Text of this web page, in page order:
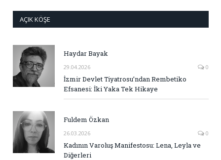
AÇIK KÖŞE
Haydar Bayak
29.04.2026 0
İzmir Devlet Tiyatrosu’ndan Rembetiko
Efsanesi: İki Yaka Tek Hikaye
Fuldem Özkan
26.03.2026 0
Kadının Varoluş Manifestosu: Lena, Leyla ve
Diğerleri